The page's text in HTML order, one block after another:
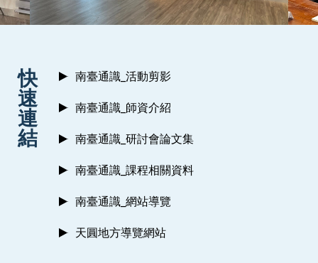
:::
快
速
連
結
南臺通識_活動剪影
南臺通識_師資介紹
南臺通識_研討會論文集
南臺通識_課程相關資料
南臺通識_網站導覽
天圓地方導覽網站